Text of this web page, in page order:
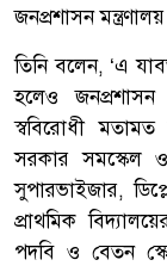
জনপ্রশাসন
তিনি বলেন, ‘এ
হলেও জনপ্রশাসন
স্ববিরোধী মতামত
সরকার সমস্কেল ও
সুপারভাইজার,
প্রাথমিক
পদবি ও বেতন